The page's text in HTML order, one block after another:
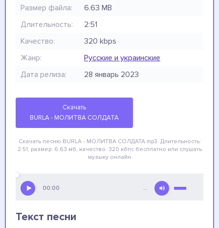
Размер файла:
6.63 MB
Длительность:
2:51
Качество:
320 kbps
Жанр:
Русские и украинские
Дата релиза:
28 январь 2023
Скачать
BURLA - МОЛИТВА СОЛДАТА
Скачать песню BURLA - МОЛИТВА СОЛДАТАmp3. Длительность:
2:51, размер: 6.63 мб, качество: 320 кбпс бесплатно или слушать
музыку онлайн
00:00 …
Текст песни